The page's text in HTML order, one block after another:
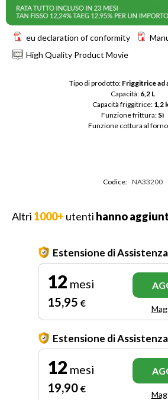
eu declaration of conformity
High Quality Product Movie
Tipo di prodotto: Friggitrice ad
Capacità: 6,2 L
Capacità friggitrice: 1,2
Funzione frittura: Sì
Funzione cottura al
Codice: NA33200
Altri 1000+ utenti hanno
Estensione di Assistenza
12 mesi
15,95 €
Estensione di Assistenza
12 mesi
19,90 €